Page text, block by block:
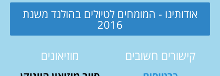
אודותינו - המומחים לטיולים בהולנד משנת
2016
קישורים חשובים מוזיאונים